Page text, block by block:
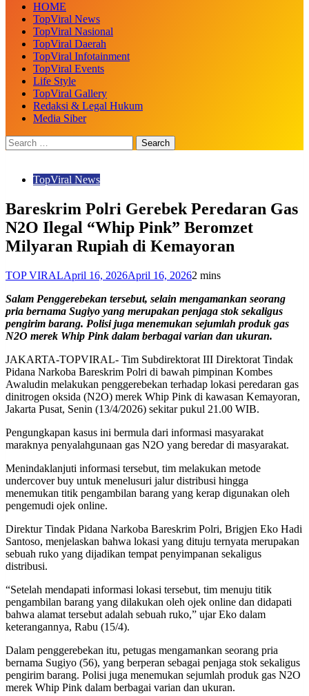
HOME
TopViral News
TopViral Nasional
TopViral Daerah
TopViral Infotainment
TopViral Events
Life Style
TopViral Gallery
Redaksi & Legal Hukum
Media Siber
TopViral News
Bareskrim Polri Gerebek Peredaran Gas
N2O Ilegal “Whip Pink” Beromzet
Milyaran Rupiah di Kemayoran
TOP VIRALApril 16, 2026April 16, 20262 mins
Salam Penggerebekan tersebut, selain mengamankan seorang
pria bernama Sugiyo yang merupakan penjaga stok sekaligus
pengirim barang. Polisi juga menemukan sejumlah produk gas
N2O merek Whip Pink dalam berbagai varian dan ukuran.
JAKARTA-TOPVIRAL- Tim Subdirektorat III Direktorat Tindak
Pidana Narkoba Bareskrim Polri di bawah pimpinan Kombes
Awaludin melakukan penggerebekan terhadap lokasi peredaran gas
dinitrogen oksida (N2O) merek Whip Pink di kawasan Kemayoran,
Jakarta Pusat, Senin (13/4/2026) sekitar pukul 21.00 WIB.
Pengungkapan kasus ini bermula dari informasi masyarakat
maraknya penyalahgunaan gas N2O yang beredar di masyarakat.
Menindaklanjuti informasi tersebut, tim melakukan metode
undercover buy untuk menelusuri jalur distribusi hingga
menemukan titik pengambilan barang yang kerap digunakan oleh
pengemudi ojek online.
Direktur Tindak Pidana Narkoba Bareskrim Polri, Brigjen Eko Hadi
Santoso, menjelaskan bahwa lokasi yang dituju ternyata merupakan
sebuah ruko yang dijadikan tempat penyimpanan sekaligus
distribusi.
“Setelah mendapati informasi lokasi tersebut, tim menuju titik
pengambilan barang yang dilakukan oleh ojek online dan didapati
bahwa alamat tersebut adalah sebuah ruko,” ujar Eko dalam
keterangannya, Rabu (15/4).
Dalam penggerebekan itu, petugas mengamankan seorang pria
bernama Sugiyo (56), yang berperan sebagai penjaga stok sekaligus
pengirim barang. Polisi juga menemukan sejumlah produk gas N2O
merek Whip Pink dalam berbagai varian dan ukuran.